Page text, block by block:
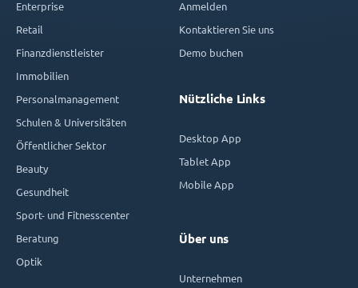
Enterprise
Retail
Finanzdienstleister
Immobilien
Personalmanagement
Schulen & Universitäten
Öffentlicher Sektor
Beauty
Gesundheit
Sport- und Fitnesscenter
Beratung
Optik
Anmelden
Kontaktieren Sie uns
Demo buchen
Nützliche Links
Desktop App
Tablet App
Mobile App
Über uns
Unternehmen